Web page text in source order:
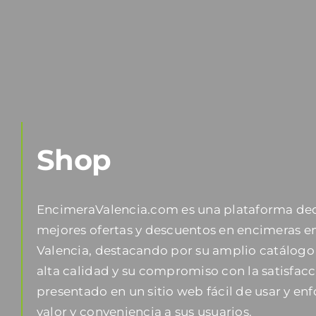
Shop
EncimeraValencia.com es una plataforma
mejores ofertas y descuentos en encimeras
Valencia, destacando por su amplio
alta calidad y su compromiso con la
presentado en un sitio web fácil de usar y
valor y conveniencia a sus usuarios.